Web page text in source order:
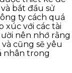
bắt đầu sử
ty cách quá
xúc với các tài
nên nhớ rằng
cũng sẽ yêu
nhân trong